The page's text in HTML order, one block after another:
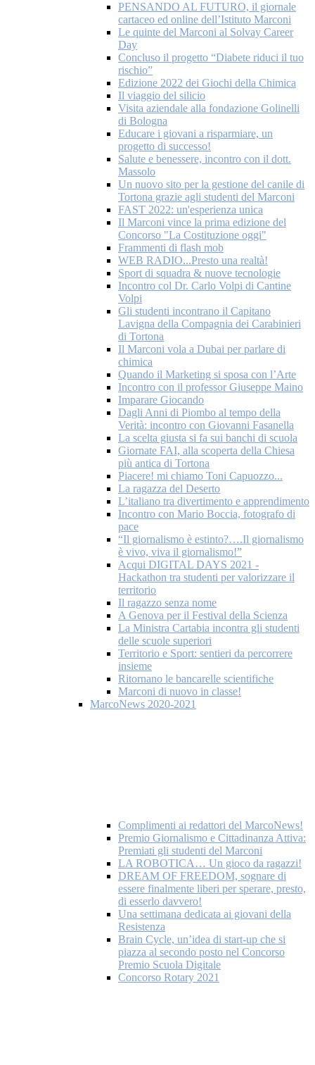
PENSANDO AL FUTURO, il giornale
cartaceo ed online dell’Istituto Marconi
Le quinte del Marconi al Solvay Career
Day
Concluso il progetto “Diabete riduci il tuo
rischio”
Edizione 2022 dei Giochi della Chimica
Il viaggio del silicio
Visita aziendale alla fondazione Golinelli
di Bologna
Educare i giovani a risparmiare, un
progetto di successo!
Salute e benessere, incontro con il dott.
Massolo
Un nuovo sito per la gestione del canile di
Tortona grazie agli studenti del Marconi
FAST 2022: un'esperienza unica
Il Marconi vince la prima edizione del
Concorso "La Costituzione oggi"
Frammenti di flash mob
WEB RADIO...Presto una realtà!
Sport di squadra & nuove tecnologie
Incontro col Dr. Carlo Volpi di Cantine
Volpi
Gli studenti incontrano il Capitano
Lavigna della Compagnia dei Carabinieri
di Tortona
Il Marconi vola a Dubai per parlare di
chimica
Quando il Marketing si sposa con l’Arte
Incontro con il professor Giuseppe Maino
Imparare Giocando
Dagli Anni di Piombo al tempo della
Verità: incontro con Giovanni Fasanella
La scelta giusta si fa sui banchi di scuola
Giornate FAI, alla scoperta della Chiesa
più antica di Tortona
Piacere! mi chiamo Toni Capuozzo...
La ragazza del Deserto
L’italiano tra divertimento e apprendimento
Incontro con Mario Boccia, fotografo di
pace
“Il giornalismo è estinto?….Il giornalismo
è vivo, viva il giornalismo!”
Acqui DIGITAL DAYS 2021 -
Hackathon tra studenti per valorizzare il
territorio
Il ragazzo senza nome
A Genova per il Festival della Scienza
La Ministra Cartabia incontra gli studenti
delle scuole superiori
Territorio e Sport: sentieri da percorrere
insieme
Ritornano le bancarelle scientifiche
Marconi di nuovo in classe!
MarcoNews 2020-2021
Complimenti ai redattori del MarcoNews!
Premio Giornalismo e Cittadinanza Attiva:
Premiati gli studenti del Marconi
LA ROBOTICA… Un gioco da ragazzi!
DREAM OF FREEDOM, sognare di
essere finalmente liberi per sperare, presto,
di esserlo davvero!
Una settimana dedicata ai giovani della
Resistenza
Brain Cycle, un’idea di start-up che si
piazza al secondo posto nel Concorso
Premio Scuola Digitale
Concorso Rotary 2021